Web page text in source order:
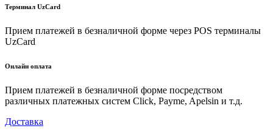
Терминал UzCard
Прием платежей в безналичной форме через POS терминалы
UzCard
Онлайн оплата
Прием платежей в безналичной форме посредством
различных платежных систем Click, Payme, Apelsin и т.д.
Доставка